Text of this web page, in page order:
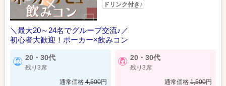
ドリンク付き♪
＼最大20～24名でグループ交流♪／
初心者大歓迎！ポーカー×飲みコン
20・30代
残り3席
通常価格 4,500円
20・30代
残り3席
通常価格 1,500円